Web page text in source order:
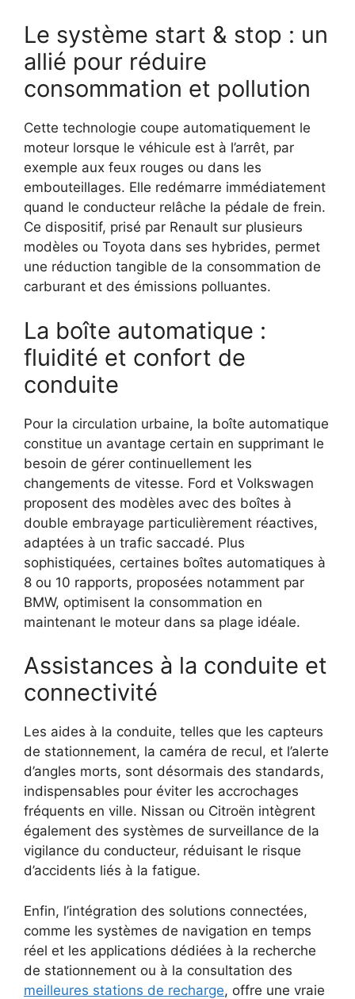
Le système start & stop : un
allié pour réduire
consommation et pollution
Cette technologie coupe automatiquement le
moteur lorsque le véhicule est à l’arrêt, par
exemple aux feux rouges ou dans les
embouteillages. Elle redémarre immédiatement
quand le conducteur relâche la pédale de frein.
Ce dispositif, prisé par Renault sur plusieurs
modèles ou Toyota dans ses hybrides, permet
une réduction tangible de la consommation de
carburant et des émissions polluantes.
La boîte automatique :
fluidité et confort de
conduite
Pour la circulation urbaine, la boîte automatique
constitue un avantage certain en supprimant le
besoin de gérer continuellement les
changements de vitesse. Ford et Volkswagen
proposent des modèles avec des boîtes à
double embrayage particulièrement réactives,
adaptées à un trafic saccadé. Plus
sophistiquées, certaines boîtes automatiques à
8 ou 10 rapports, proposées notamment par
BMW, optimisent la consommation en
maintenant le moteur dans sa plage idéale.
Assistances à la conduite et
connectivité
Les aides à la conduite, telles que les capteurs
de stationnement, la caméra de recul, et l’alerte
d’angles morts, sont désormais des standards,
indispensables pour éviter les accrochages
fréquents en ville. Nissan ou Citroën intègrent
également des systèmes de surveillance de la
vigilance du conducteur, réduisant le risque
d’accidents liés à la fatigue.
Enfin, l’intégration des solutions connectées,
comme les systèmes de navigation en temps
réel et les applications dédiées à la recherche
de stationnement ou à la consultation des
meilleures stations de recharge, offre une vraie